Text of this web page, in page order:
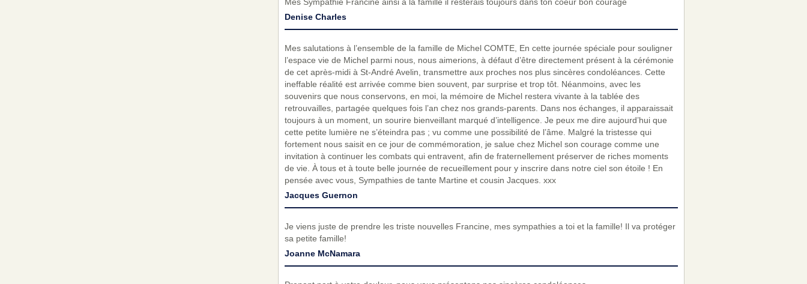
Denise Charles
Mes salutations à l’ensemble de la famille de Michel COMTE, En cette journée spéciale pour souligner
l’espace vie de Michel parmi nous, nous aimerions, à défaut d’être directement présent à la cérémonie
de cet après-midi à St-André Avelin, transmettre aux proches nos plus sincères condoléances. Cette
ineffable réalité est arrivée comme bien souvent, par surprise et trop tôt. Néanmoins, avec les
souvenirs que nous conservons, en moi, la mémoire de Michel restera vivante à la tablée des
retrouvailles, partagée quelques fois l’an chez nos grands-parents. Dans nos échanges, il apparaissait
toujours à un moment, un sourire bienveillant marqué d’intelligence. Je peux me dire aujourd’hui que
cette petite lumière ne s’éteindra pas ; vu comme une possibilité de l’âme. Malgré la tristesse qui
fortement nous saisit en ce jour de commémoration, je salue chez Michel son courage comme une
invitation à continuer les combats qui entravent, afin de fraternellement préserver de riches moments
de vie. À tous et à toute belle journée de recueillement pour y inscrire dans notre ciel son étoile ! En
pensée avec vous, Sympathies de tante Martine et cousin Jacques. xxx
Jacques Guernon
Je viens juste de prendre les triste nouvelles Francine, mes sympathies a toi et la famille! Il va protéger
sa petite famille!
Joanne McNamara